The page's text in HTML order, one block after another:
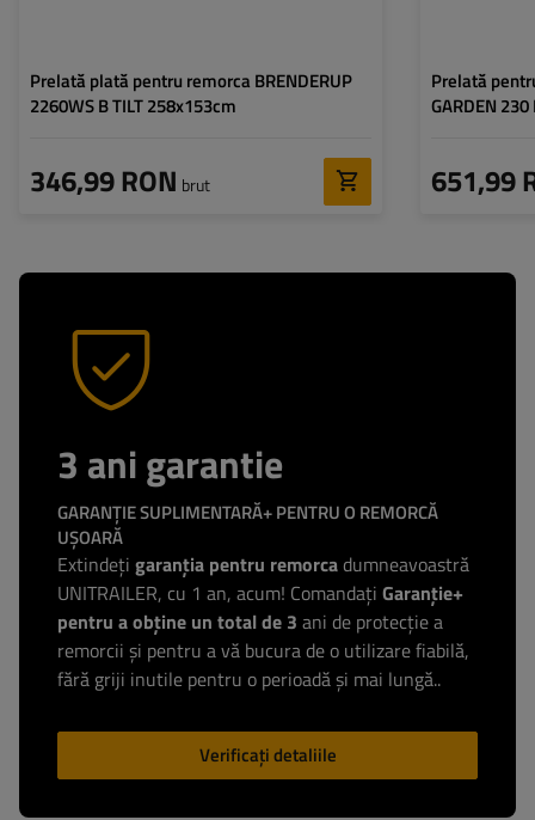
Prelată plată pentru remorca BRENDERUP
2260WS B TILT 258x153cm
346,99 RON brut
Prelată
GARDEN
651,99
3 ani garantie
GARANȚIE SUPLIMENTARĂ+ PENTRU O REMORCĂ
UȘOARĂ
Extindeți garanția pentru remorcadumneavoastră
UNITRAILER, cu 1 an, acum! Comandați Garanție+
pentru a obține un total de 3 ani de protecție a
remorcii și pentru a vă bucura de o utilizare fiabilă,
fără griji inutile pentru o perioadă și mai lungă..
Verificați detaliile